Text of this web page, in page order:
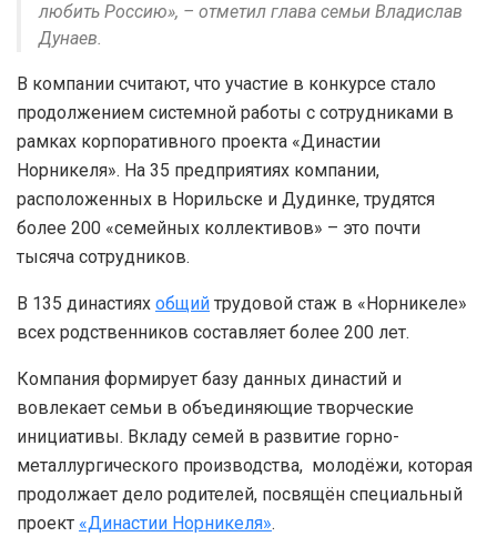
любить Россию», – отметил глава семьи Владислав
Дунаев.
В компании считают, что участие в конкурсе стало
продолжением системной работы с сотрудниками в
рамках корпоративного проекта «Династии
Норникеля». На 35 предприятиях компании,
расположенных в Норильске и Дудинке, трудятся
более 200 «семейных коллективов» – это почти
тысяча сотрудников.
В 135 династиях общий трудовой стаж в «Норникеле»
всех родственников составляет более 200 лет.
Компания формирует базу данных династий и
вовлекает семьи в объединяющие творческие
инициативы. Вкладу семей в развитие горно-
металлургического производства, молодёжи, которая
продолжает дело родителей, посвящён специальный
проект «Династии Норникеля».